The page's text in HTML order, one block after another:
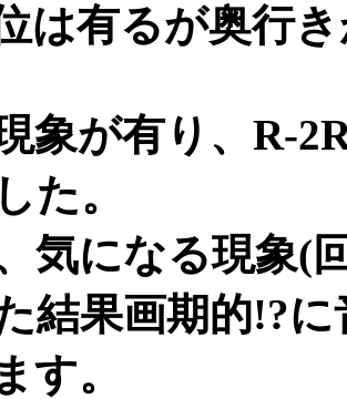
は有るが奥行
象が有り、R-
た。
気になる現象(
結果画期的!?
す。